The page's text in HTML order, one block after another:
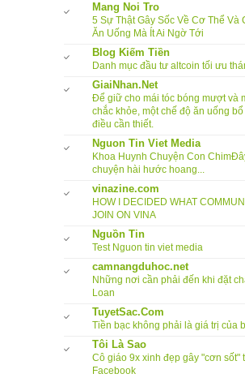
Mang Noi Tro
5 Sự Thật Gây Sốc Về Cơ Thể Và
Ăn Uống Mà Ít Ai Ngờ Tới
Blog Kiếm Tiền
Danh mục đầu tư altcoin tối ưu
GiaiNhan.Net
Để giữ cho mái tóc bóng mượt và
chắc khỏe, một chế độ ăn uống
điều cần thiết.
Nguon Tin Viet Media
Khoa Huynh Chuyện Con
chuyện hài hước hoang...
vinazine.com
HOW I DECIDED WHAT
JOIN ON VINA
Nguồn Tin
Test Nguon tin viet media
camnangduhoc.net
Những nơi cần phải đến khi đặt
Loan
TuyetSac.Com
Tiền bạc không phải là giá trị của
Tôi Là Sao
Cô giáo 9x xinh đẹp gây "cơn sốt"
Facebook